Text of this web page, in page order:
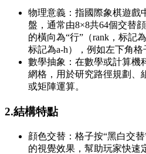
物理意義：指國際象棋遊戲
盤，通常由8×8共64個交替
的橫向為“行”（rank，标記
标記為a-h），例如左下角格
數學抽象：在數學或計算機
網格，用於研究路徑規劃、
或矩陣運算。
2.結構特點
顔色交替：格子按“黑白交
的視覺效果，幫助玩家快速